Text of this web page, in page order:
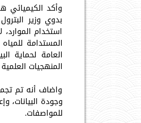
وأكد الكيميائي
بدوي وزير
استخدام
المستدامة
العامة لحماية
المنهجيات
واضاف أنه تم
وجودة البيانات،
للمواصفات.